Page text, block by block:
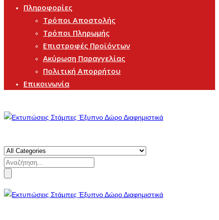
Πληροφορίες
Τρόποι Αποστολής
Τρόποι Πληρωμής
Επιστροφές Προϊόντων
Ακύρωση Παραγγελίας
Πολιτική Απορρήτου
Επικοινωνία
Search